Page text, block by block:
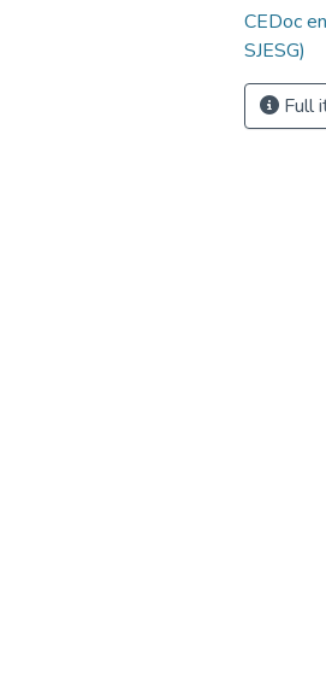
CEDoc
SJESG)
Full